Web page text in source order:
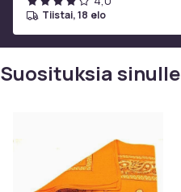
tiistai, 18 elo
Suosituksia sinulle